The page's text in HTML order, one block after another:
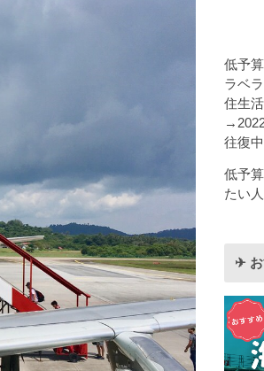
低予
ラベ
住生
往復
低予
たい
✈︎ お